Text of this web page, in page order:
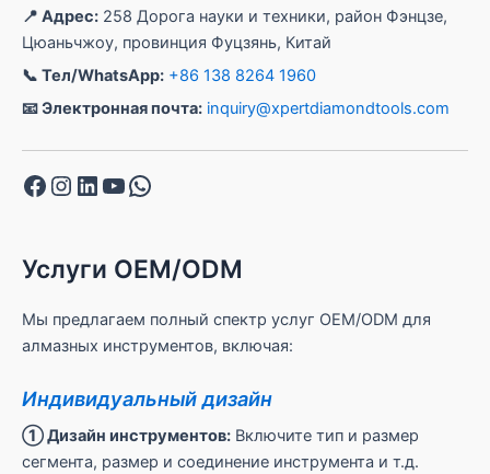
📍 Адрес: 258 Дорога науки и техники, район Фэнцзе,
Цюаньчжоу, провинция Фуцзянь, Китай
📞 Тел/WhatsApp: +86 138 8264 1960
📧 Электронная почта: inquiry@xpertdiamondtools.com
Facebook
Instagram
LinkedIn
YouTube
WhatsApp
Услуги OEM/ODM
Мы предлагаем полный спектр услуг OEM/ODM для
алмазных инструментов, включая:
Индивидуальный дизайн
① Дизайн инструментов: Включите тип и размер
сегмента, размер и соединение инструмента и т.д.